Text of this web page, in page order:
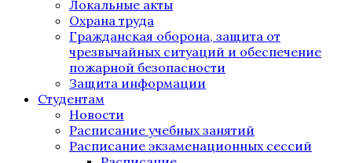
Локальные акты
Охрана труда
Гражданская оборона, защита от
чрезвычайных ситуаций и обеспечение
пожарной безопасности
Защита информации
Студентам
Новости
Расписание учебных занятий
Расписание экзаменационных сессий